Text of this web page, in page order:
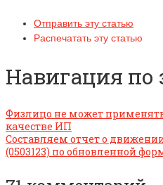
Отправить эту статью
Распечатать эту статью
Навигация по
Физлицо не может
качестве ИП
Составляем отчет о
(0503123) по обновленной